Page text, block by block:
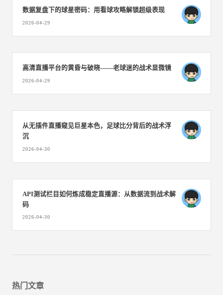
数据复盘下的球星密码：用看球攻略解锁超级表现
2026-04-29
高清直播平台的黄昏与破晓——老球迷的战术显微镜
2026-04-29
从无插件直播窥见巨星本色，足球比分背后的战术浮
沉
2026-04-30
API测试栏目如何炼成稳定直播源：从数据流到战术解
码
2026-04-30
热门文章